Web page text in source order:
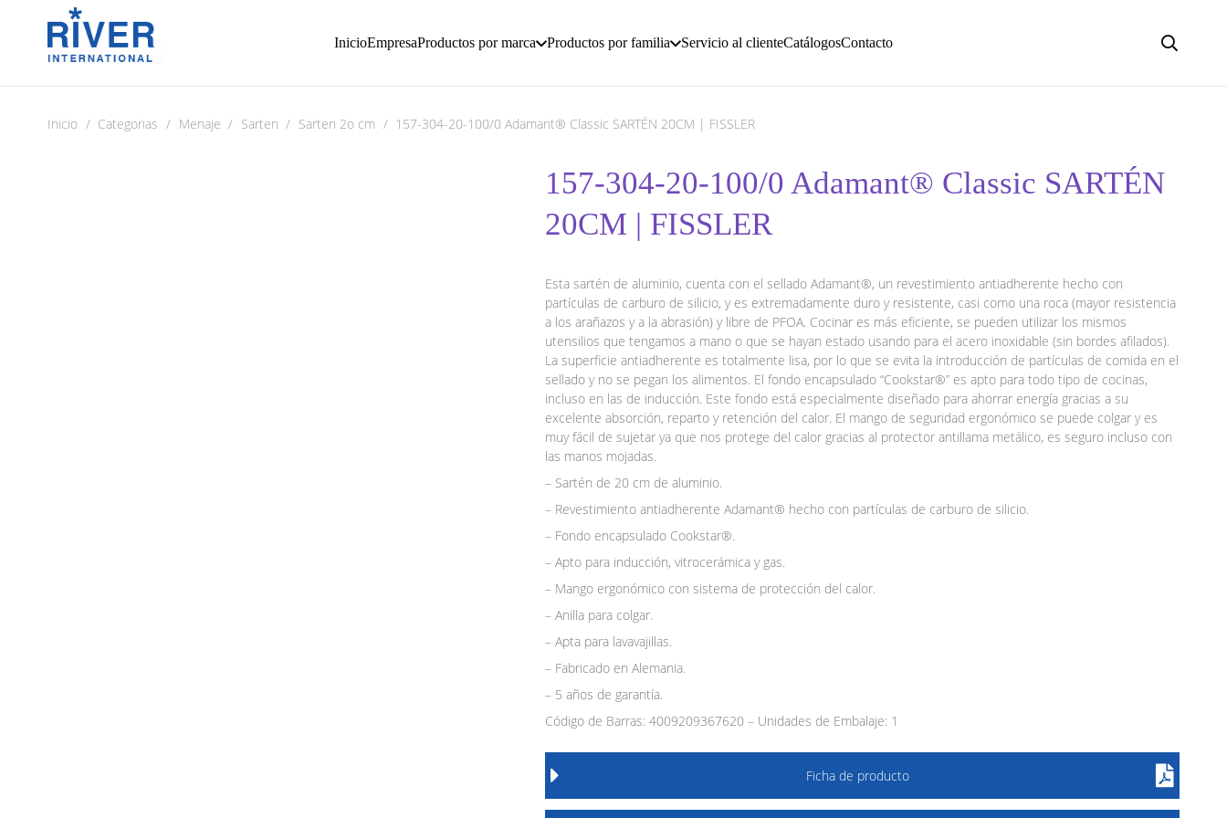
InicioEmpresaProductos por marca Productos por familia Servicio al clienteCatálogosContacto
Inicio / Categorias / Menaje / Sarten / Sarten 2o cm / 157-304-20-100/0 Adamant® Classic SARTÉN 20CM | FISSLER
157-304-20-100/0 Adamant® Classic SARTÉN
20CM | FISSLER
Esta sartén de aluminio, cuenta con el sellado Adamant®, un revestimiento antiadherente hecho con
partículas de carburo de silicio, y es extremadamente duro y resistente, casi como una roca (mayor resistencia
a los arañazos y a la abrasión) y libre de PFOA. Cocinar es más eficiente, se pueden utilizar los mismos
utensilios que tengamos a mano o que se hayan estado usando para el acero inoxidable (sin bordes afilados).
La superficie antiadherente es totalmente lisa, por lo que se evita la introducción de partículas de comida en el
sellado y no se pegan los alimentos. El fondo encapsulado “Cookstar®” es apto para todo tipo de cocinas,
incluso en las de inducción. Este fondo está especialmente diseñado para ahorrar energía gracias a su
excelente absorción, reparto y retención del calor. El mango de seguridad ergonómico se puede colgar y es
muy fácil de sujetar ya que nos protege del calor gracias al protector antillama metálico, es seguro incluso con
las manos mojadas.
– Sartén de 20 cm de aluminio.
– Revestimiento antiadherente Adamant® hecho con partículas de carburo de silicio.
– Fondo encapsulado Cookstar®.
– Apto para inducción, vitrocerámica y gas.
– Mango ergonómico con sistema de protección del calor.
– Anilla para colgar.
– Apta para lavavajillas.
– Fabricado en Alemania.
– 5 años de garantía.
Código de Barras: 4009209367620 – Unidades de Embalaje: 1
Ficha de producto